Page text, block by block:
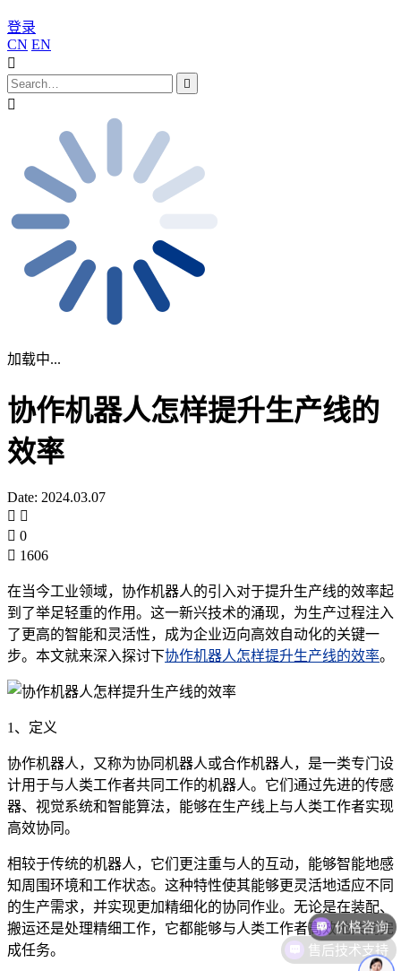
登录
CN EN
加载中...
协作机器人怎样提升生产线的
效率
Date: 2024.03.07
0
1606
在当今工业领域，协作机器人的引入对于提升生产线的效率起
到了举足轻重的作用。这一新兴技术的涌现，为生产过程注入
了更高的智能和灵活性，成为企业迈向高效自动化的关键一
步。本文就来深入探讨下协作机器人怎样提升生产线的效率。
1、定义
协作机器人，又称为协同机器人或合作机器人，是一类专门设
计用于与人类工作者共同工作的机器人。它们通过先进的传感
器、视觉系统和智能算法，能够在生产线上与人类工作者实现
高效协同。
相较于传统的机器人，它们更注重与人的互动，能够智能地感
知周围环境和工作状态。这种特性使其能够更灵活地适应不同
的生产需求，并实现更加精细化的协同作业。无论是在装配、
搬运还是处理精细工作，它都能够与人类工作者高效地共同完
成任务。
价格咨询
售后技术支持